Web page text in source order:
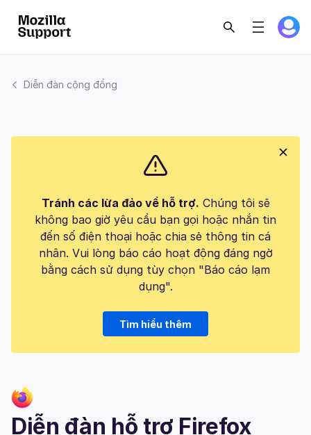
Diễn đàn cộng đồng
Tránh các lừa đảo về hỗ trợ. Chúng tôi sẽ
không bao giờ yêu cầu bạn gọi hoặc nhắn tin
đến số điện thoại hoặc chia sẻ thông tin cá
nhân. Vui lòng báo cáo hoạt động đáng ngờ
bằng cách sử dụng tùy chọn "Báo cáo lạm
dụng".
Tìm hiểu thêm
Diễn đàn hỗ trợ Firefox